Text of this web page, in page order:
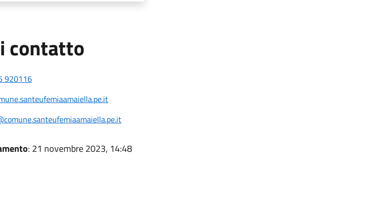
contatto
920116
: 21 novembre 2023, 14:48